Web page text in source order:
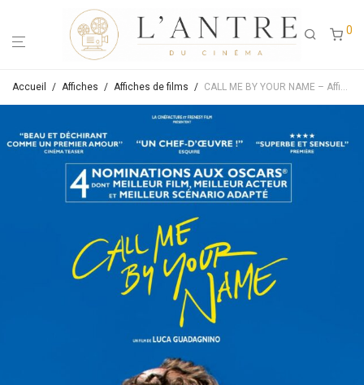
0
Accueil / Affiches / Affiches de films / CALL ME BY YOUR NAME – Affiche de cinéma originale – Approximativement 40X60